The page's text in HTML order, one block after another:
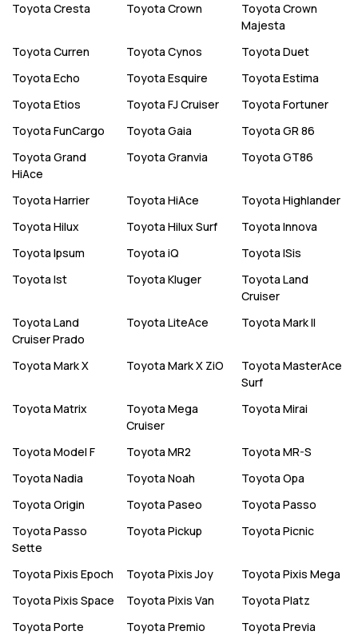
Toyota Cresta Toyota Crown Toyota Crown
Majesta
Toyota Curren Toyota Cynos Toyota Duet
Toyota Echo Toyota Esquire Toyota Estima
Toyota Etios Toyota FJ Cruiser Toyota Fortuner
Toyota FunCargo Toyota Gaia Toyota GR 86
Toyota Grand
HiAce
Toyota Granvia Toyota GT86
Toyota Harrier Toyota HiAce Toyota Highlander
Toyota Hilux Toyota Hilux Surf Toyota Innova
Toyota Ipsum Toyota iQ Toyota ISis
Toyota Ist Toyota Kluger Toyota Land
Cruiser
Toyota Land
Cruiser Prado
Toyota LiteAce Toyota Mark II
Toyota Mark X Toyota Mark X ZiO Toyota MasterAce
Surf
Toyota Matrix Toyota Mega
Cruiser
Toyota Mirai
Toyota Model F Toyota MR2 Toyota MR-S
Toyota Nadia Toyota Noah Toyota Opa
Toyota Origin Toyota Paseo Toyota Passo
Toyota Passo
Sette
Toyota Pickup Toyota Picnic
Toyota Pixis Epoch Toyota Pixis Joy Toyota Pixis Mega
Toyota Pixis Space Toyota Pixis Van Toyota Platz
Toyota Porte Toyota Premio Toyota Previa